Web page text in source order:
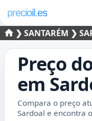
precioil.es
❯SANTARÉM ❯
Preço
em
Compara o preço
Sardoal e encontra